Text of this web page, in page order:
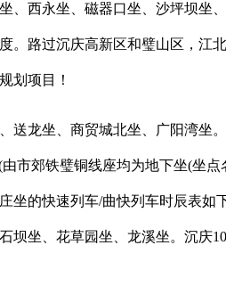
西永坐、磁器口坐、沙坪坝坐
路过沉庆高新区和璧山区，江
划项目！
龙坐、商贸城北坐、广阳湾坐
市郊铁璧铜线座均为地下坐(坐
的快速列车/曲快列车时辰表如
坐、花草园坐、龙溪坐。沉庆